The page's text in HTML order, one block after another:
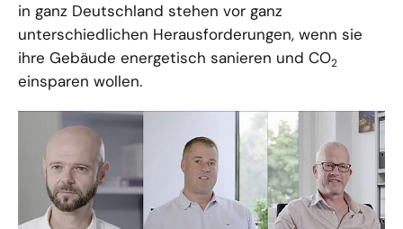
in ganz Deutschland stehen vor ganz
unterschiedlichen Herausforderungen, wenn sie
ihre Gebäude energetisch sanieren und CO2
einsparen wollen.